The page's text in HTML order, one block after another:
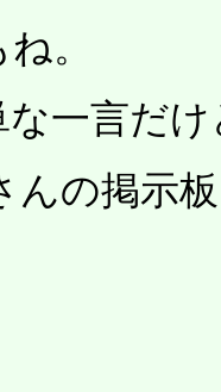
。
一言だけ
んの掲示